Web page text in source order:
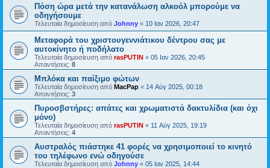
Πόση ώρα μετά την κατανάλωση αλκοόλ μπορούμε να
οδηγήσουμε
Τελευταία δημοσίευση από Johnny « 10 Ιαν 2026, 20:47
Μεταφορά του χριστουγεννιάτικου δέντρου σας με
αυτοκίνητο ή ποδήλατο
Τελευταία δημοσίευση από rasPUTIN « 05 Ιαν 2026, 20:45
Απαντήσεις: 8
Μπλόκα και παίξιμο φώτων
Τελευταία δημοσίευση από MacPap « 14 Αύγ 2025, 00:18
Απαντήσεις: 3
Πυροσβστήρες: απάτες και χρωματιστά δακτυλίδια (και όχι
μόνο)
Τελευταία δημοσίευση από rasPUTIN « 11 Αύγ 2025, 19:19
Απαντήσεις: 4
Αυστραλός πιάστηκε 41 φορές να χρησιμοποιεί το κινητό
του τηλέφωνο ενώ οδηγούσε
Τελευταία δημοσίευση από Johnny « 05 Ιαν 2025, 14:44